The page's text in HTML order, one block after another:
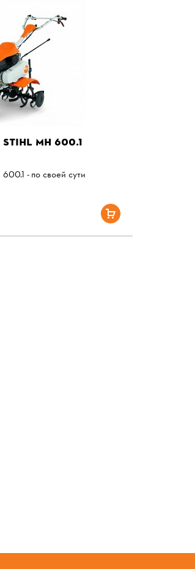
MH 600.1
- по своей сути